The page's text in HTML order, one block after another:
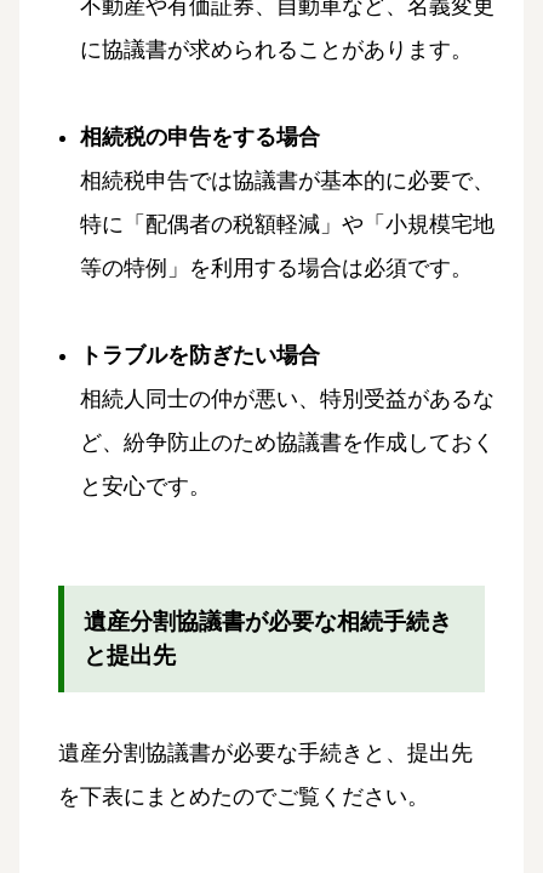
不動産や有価証券、自動車など、名義変更
に協議書が求められることがあります。
相続税の申告をする場合
相続税申告では協議書が基本的に必要で、
特に「配偶者の税額軽減」や「小規模宅地
等の特例」を利用する場合は必須です。
トラブルを防ぎたい場合
相続人同士の仲が悪い、特別受益があるな
ど、紛争防止のため協議書を作成しておく
と安心です。
遺産分割協議書が必要な相続手続き
と提出先
遺産分割協議書が必要な手続きと、提出先
を下表にまとめたのでご覧ください。